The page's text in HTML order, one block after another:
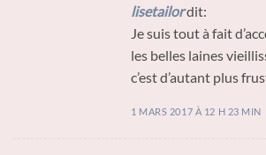
lisetailordit:
Je suis tout à fait
les belles laines
c’est d’autant plus
1 MARS 2017 À 12 H 23 MIN